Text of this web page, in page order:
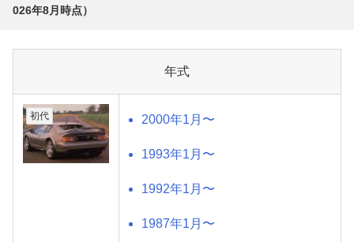
026年8月時点）
年式
初代 2000年1月〜
1993年1月〜
1992年1月〜
1987年1月〜